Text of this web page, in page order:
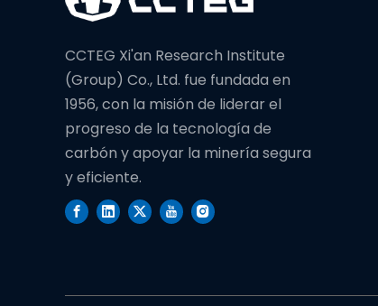
CCTEG Xi'an Research Institute
(Group) Co., Ltd. fue fundada en
1956, con la misión de liderar el
progreso de la tecnología de
carbón y apoyar la minería segura
y eficiente.